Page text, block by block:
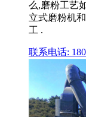
么,磨粉工艺
立式磨粉机
工 .
联系电话: 180